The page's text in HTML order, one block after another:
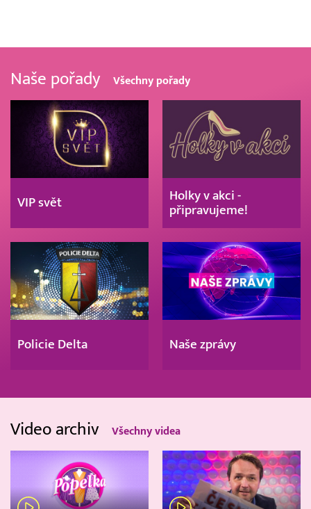
Naše pořady Všechny pořady
VIP svět
Holky v akci -
připravujeme!
Policie Delta Naše zprávy
Video archiv Všechny videa